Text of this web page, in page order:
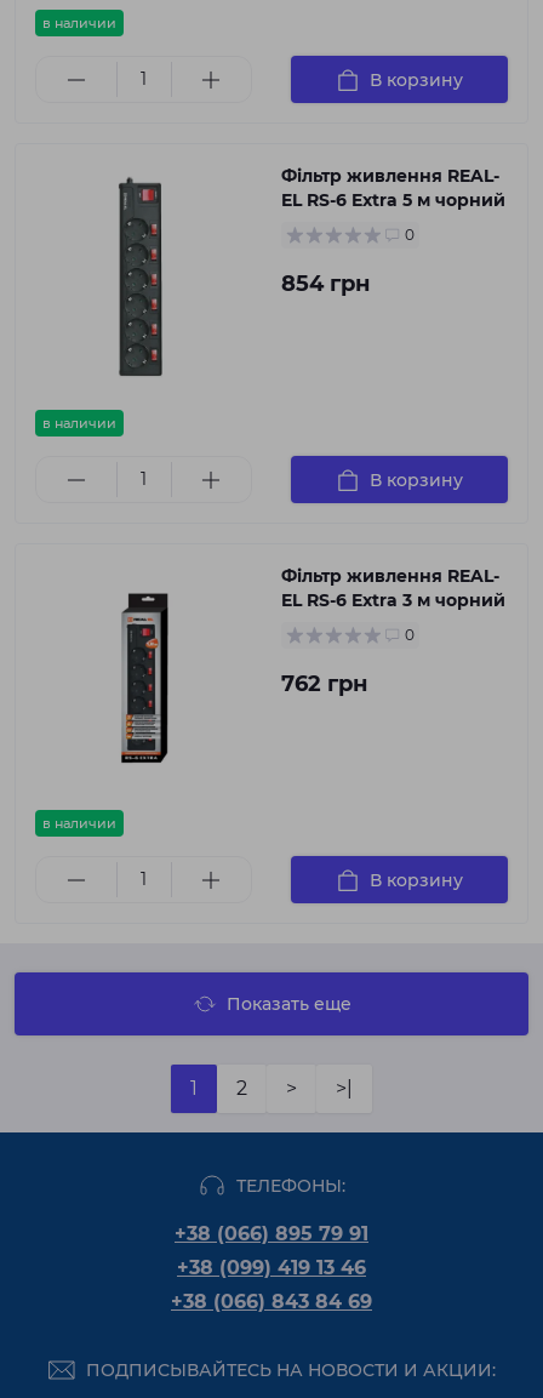
в наличии
В корзину
в наличии
Фільтр живлення REAL-
EL RS-6 Extra 5 м чорний
0
854 грн
В корзину
в наличии
Фільтр живлення REAL-
EL RS-6 Extra 3 м чорний
0
762 грн
В корзину
Показать еще
1 2 > >|
ТЕЛЕФОНЫ:
+38 (066) 895 79 91
+38 (099) 419 13 46
+38 (066) 843 84 69
ПОДПИСЫВАЙТЕСЬ НА НОВОСТИ И АКЦИИ: